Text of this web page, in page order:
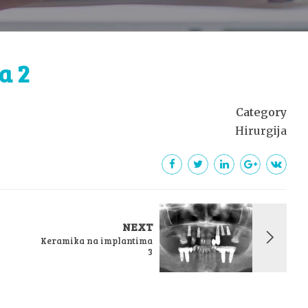
2
Category
Hirurgija
NEXT
Keramika na implantima
3